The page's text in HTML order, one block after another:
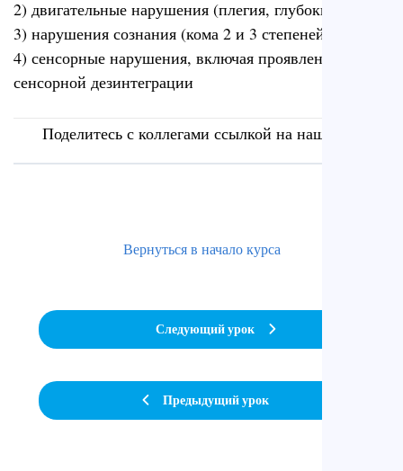
2) двигательные нарушения (плегия, глубокий парез)
3) нарушения сознания (кома 2 и 3 степеней)
4) сенсорные нарушения, включая проявления
сенсорной дезинтеграции
Поделитесь с коллегами ссылкой на наш сайт
Предыдущий урок
Вернуться в начало курса
Следующий урок